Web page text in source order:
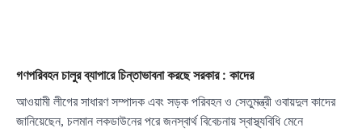
গণপরিবহন চালুর ব্যাপারে চিন্তাভাবনা করছে সরকার : কাদের
আওয়ামী লীগের সাধারণ সম্পাদক এবং সড়ক পরিবহন ও সেতুমন্ত্রী ওবায়দুল কাদের
জানিয়েছেন, চলমান লকডাউনের পরে জনস্বার্থ বিবেচনায় স্বাস্থ্যবিধি মেনে